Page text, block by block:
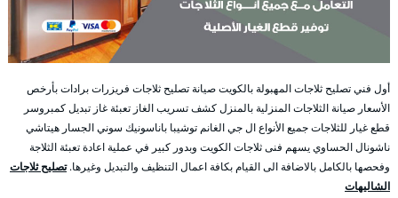
أول فني تصليح ثلاجات المهبولة بالكويت صيانة تصليح ثلاجات فريزرات برادات بأرخص
الأسعار صيانة الثلاجات المنزلية بالمنزل كشف تسريب الغاز تعبئة غاز تبديل كمبروسر
قطع غيار للثلاجات جميع الأنواع ال جي الغانم توشيبا باناسونيك سوني الجسار هيتاشي
ناشونال الحساوي يسهم فنى ثلاجات الكويت وبدور كبير في عملية اعادة تعبئة الثلاجة
وفحصها بالكامل بالاضافة الى القيام بكافة اعمال التنظيف والتبديل وغيرها.تصليح ثلاجات
الشاليهات